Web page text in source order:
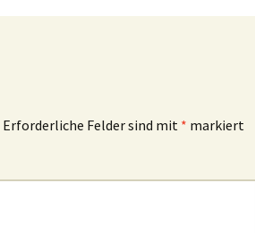
Erforderliche Felder sind mit * markiert